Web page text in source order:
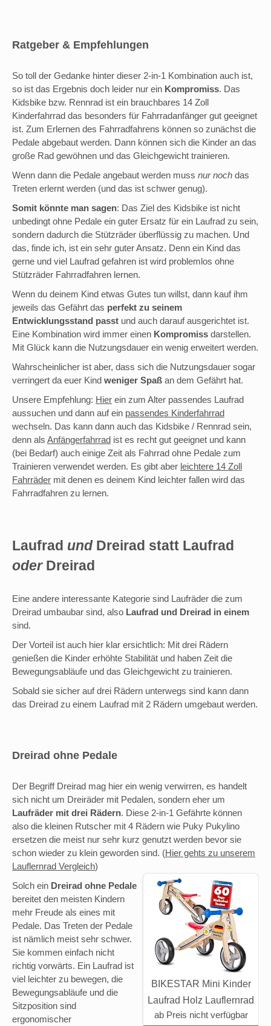
Ratgeber & Empfehlungen
So toll der Gedanke hinter dieser 2-in-1 Kombination auch ist,
so ist das Ergebnis doch leider nur ein Kompromiss. Das
Kidsbike bzw. Rennrad ist ein brauchbares 14 Zoll
Kinderfahrrad das besonders für Fahrradanfänger gut geeignet
ist. Zum Erlernen des Fahrradfahrens können so zunächst die
Pedale abgebaut werden. Dann können sich die Kinder an das
große Rad gewöhnen und das Gleichgewicht trainieren.
Wenn dann die Pedale angebaut werden muss nur noch das
Treten erlernt werden (und das ist schwer genug).
Somit könnte man sagen: Das Ziel des Kidsbike ist nicht
unbedingt ohne Pedale ein guter Ersatz für ein Laufrad zu sein,
sondern dadurch die Stützräder überflüssig zu machen. Und
das, finde ich, ist ein sehr guter Ansatz. Denn ein Kind das
gerne und viel Laufrad gefahren ist wird problemlos ohne
Stützräder Fahrradfahren lernen.
Wenn du deinem Kind etwas Gutes tun willst, dann kauf ihm
jeweils das Gefährt das perfekt zu seinem
Entwicklungsstand passt und auch darauf ausgerichtet ist.
Eine Kombination wird immer einen Kompromiss darstellen.
Mit Glück kann die Nutzungsdauer ein wenig erweitert werden.
Wahrscheinlicher ist aber, dass sich die Nutzungsdauer sogar
verringert da euer Kind weniger Spaß an dem Gefährt hat.
Unsere Empfehlung: Hier ein zum Alter passendes Laufrad
aussuchen und dann auf ein passendes Kinderfahrrad
wechseln. Das kann dann auch das Kidsbike / Rennrad sein,
denn als Anfängerfahrrad ist es recht gut geeignet und kann
(bei Bedarf) auch einige Zeit als Fahrrad ohne Pedale zum
Trainieren verwendet werden. Es gibt aber leichtere 14 Zoll
Fahrräder mit denen es deinem Kind leichter fallen wird das
Fahrradfahren zu lernen.
Laufrad undDreirad statt Laufrad
oderDreirad
Eine andere interessante Kategorie sind Laufräder die zum
Dreirad umbaubar sind, also Laufrad und Dreirad in einem
sind.
Der Vorteil ist auch hier klar ersichtlich: Mit drei Rädern
genießen die Kinder erhöhte Stabilität und haben Zeit die
Bewegungsabläufe und das Gleichgewicht zu trainieren.
Sobald sie sicher auf drei Rädern unterwegs sind kann dann
das Dreirad zu einem Laufrad mit 2 Rädern umgebaut werden.
Dreirad ohne Pedale
Der Begriff Dreirad mag hier ein wenig verwirren, es handelt
sich nicht um Dreiräder mit Pedalen, sondern eher um
Laufräder mit drei Rädern. Diese 2-in-1 Gefährte können
also die kleinen Rutscher mit 4 Rädern wie Puky Pukylino
ersetzen die meist nur sehr kurz genutzt werden bevor sie
schon wieder zu klein geworden sind. (Hier gehts zu unserem
Lauflernrad Vergleich)
BIKESTAR Mini Kinder
Laufrad Holz Lauflernrad
mit drei Rädern für
ab Preis nicht verfügbar
Solch ein Dreirad ohne Pedale
bereitet den meisten Kindern
mehr Freude als eines mit
Pedale. Das Treten der Pedale
ist nämlich meist sehr schwer.
Sie kommen einfach nicht
richtig vorwärts. Ein Laufrad ist
viel leichter zu bewegen, die
Bewegungsabläufe und die
Sitzposition sind
ergonomischer